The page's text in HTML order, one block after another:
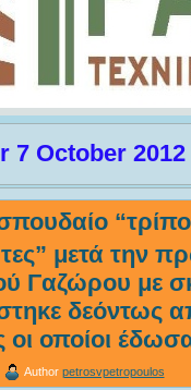
7 October 2012
μετά την
Γαζώρου με
δεόντως
οι οποίοι
Author petrosvpetropoulos